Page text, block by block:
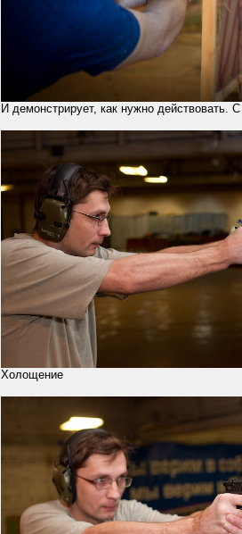
И демонстрирует, как нужно действовать.
Холощение